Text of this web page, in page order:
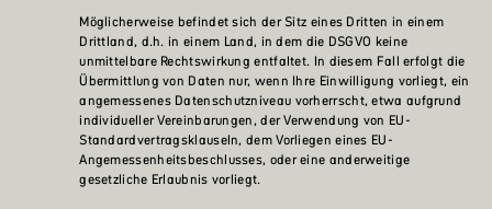
Möglicherweise befindet sich der Sitz eines Dritten in einem
Drittland, d.h. in einem Land, in dem die DSGVO keine
unmittelbare Rechtswirkung entfaltet. In diesem Fall erfolgt die
Übermittlung von Daten nur, wenn Ihre Einwilligung vorliegt, ein
angemessenes Datenschutzniveau vorherrscht, etwa aufgrund
individueller Vereinbarungen, der Verwendung von EU-
Standardvertragsklauseln, dem Vorliegen eines EU-
Angemessenheitsbeschlusses, oder eine anderweitige
gesetzliche Erlaubnis vorliegt.